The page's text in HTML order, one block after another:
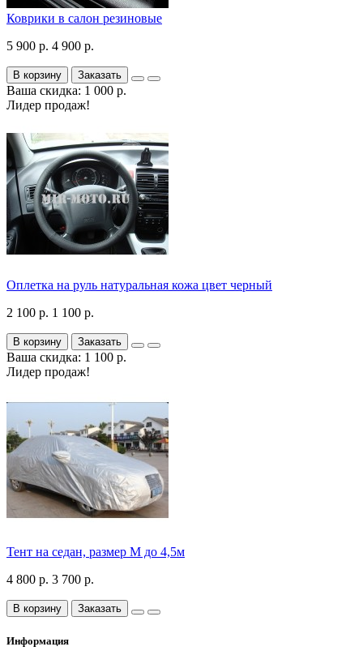
Коврики в салон резиновые
5 900 р. 4 900 р.
В корзину Заказать
Ваша скидка: 1 000 р.
Лидер продаж!
Оплетка на руль натуральная кожа цвет черный
2 100 р. 1 100 р.
В корзину Заказать
Ваша скидка: 1 100 р.
Лидер продаж!
Тент на седан, размер М до 4,5м
4 800 р. 3 700 р.
В корзину Заказать
Информация